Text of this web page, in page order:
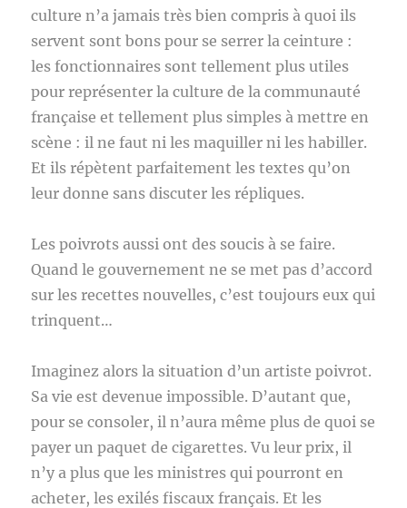
culture n’a jamais très bien compris à quoi ils
servent sont bons pour se serrer la ceinture :
les fonctionnaires sont tellement plus utiles
pour représenter la culture de la communauté
française et tellement plus simples à mettre en
scène : il ne faut ni les maquiller ni les habiller.
Et ils répètent parfaitement les textes qu’on
leur donne sans discuter les répliques.
Les poivrots aussi ont des soucis à se faire.
Quand le gouvernement ne se met pas d’accord
sur les recettes nouvelles, c’est toujours eux qui
trinquent…
Imaginez alors la situation d’un artiste poivrot.
Sa vie est devenue impossible. D’autant que,
pour se consoler, il n’aura même plus de quoi se
payer un paquet de cigarettes. Vu leur prix, il
n’y a plus que les ministres qui pourront en
acheter, les exilés fiscaux français. Et les